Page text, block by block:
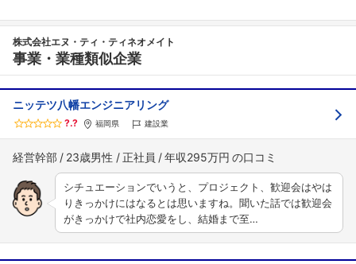
株式会社エヌ・ティ・ティネオメイト
事業・業種類似企業
ニッテツ八幡エンジニアリング
?.? 福岡県 建設業
経営幹部 23歳男性 正社員 年収295万円
シチュエーションでいうと、プロジェクト、歓迎会はやは
りきっかけにはなるとは思いますね。聞いた話では歓迎会
がきっかけで社内恋愛をし、結婚まで至…